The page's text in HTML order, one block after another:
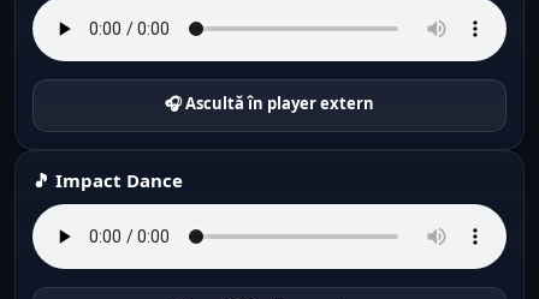
🎧 Ascultă în player extern
🎵 Impact Dance